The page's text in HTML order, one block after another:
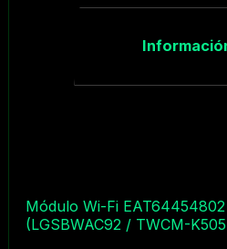
Módulo Wi-Fi
(LGSBWAC92 / TWCM-